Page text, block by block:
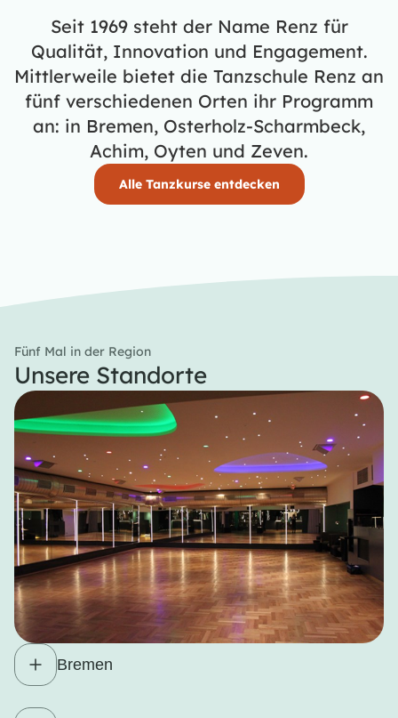
Seit 1969 steht der Name Renz für
Qualität, Innovation und Engagement.
Mittlerweile bietet die Tanzschule Renz an
fünf verschiedenen Orten ihr Programm
an: in Bremen, Osterholz-Scharmbeck,
Achim, Oyten und Zeven.
Alle Tanzkurse entdecken
Fünf Mal in der Region
Unsere Standorte
Bremen